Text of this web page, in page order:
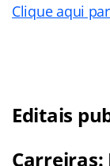
Clique aqui
Editais